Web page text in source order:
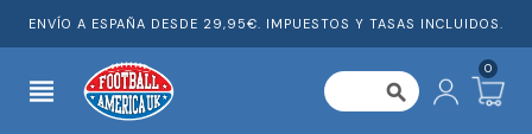
ENVÍO A ESPAÑA DESDE 29,95€. IMPUESTOS Y TASAS INCLUIDOS.
view_headline search
0